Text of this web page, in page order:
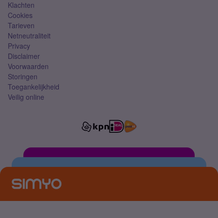
Klachten
Cookies
Tarieven
Netneutraliteit
Privacy
Disclaimer
Voorwaarden
Storingen
Toegankelijkheid
Veilig online